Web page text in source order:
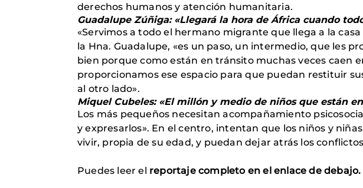
derechos humanos y atención humanitaria.
Guadalupe Zúñiga: «Llegará la hora de África cuando
«Servimos a todo el hermano migrante que llega a la
la Hna. Guadalupe, «es un paso, un intermedio, que les
bien porque como están en tránsito muchas veces caen
proporcionamos ese espacio para que puedan restituir
al otro lado».
Miquel Cubeles: «El millón y medio de niños que están
Los más pequeños necesitan acompañamiento
y expresarlos». En el centro, intentan que los niños y
vivir, propia de su edad, y puedan dejar atrás los
Puedes leer el reportaje completo en el enlace de debajo.